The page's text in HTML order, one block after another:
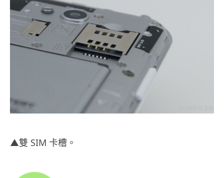
▲雙 SIM 卡槽。